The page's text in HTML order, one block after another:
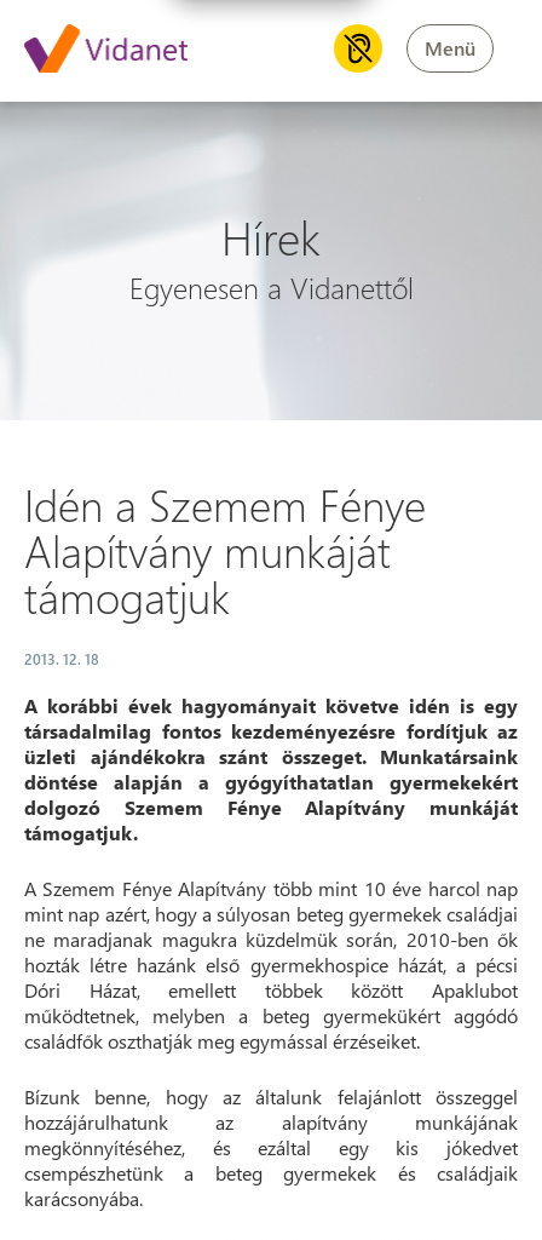
Menü
Hírek
Egyenesen a Vidanettől
Idén a Szemem Fénye
Alapítvány munkáját
támogatjuk
2013. 12. 18
A korábbi évek hagyományait követve idén is egy
társadalmilag fontos kezdeményezésre fordítjuk az
üzleti ajándékokra szánt összeget. Munkatársaink
döntése alapján a gyógyíthatatlan gyermekekért
dolgozó Szemem Fénye Alapítvány munkáját
támogatjuk.
A Szemem Fénye Alapítvány több mint 10 éve harcol nap
mint nap azért, hogy a súlyosan beteg gyermekek családjai
ne maradjanak magukra küzdelmük során, 2010-ben ők
hozták létre hazánk első gyermekhospice házát, a pécsi
Dóri Házat, emellett többek között Apaklubot
működtetnek, melyben a beteg gyermekükért aggódó
családfők oszthatják meg egymással érzéseiket.
Bízunk benne, hogy az általunk felajánlott összeggel
hozzájárulhatunk az alapítvány munkájának
megkönnyítéséhez, és ezáltal egy kis jókedvet
csempészhetünk a beteg gyermekek és családjaik
karácsonyába.